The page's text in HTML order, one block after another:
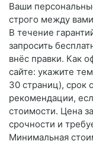
Ваши
строго между
В течение
запросить
внёс правки. Как
сайте: укажите
30 страниц), срок
рекомендации,
стоимости. Цена
срочности и
Минимальная